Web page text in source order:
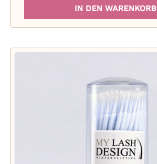
IN DEN WARENKORB